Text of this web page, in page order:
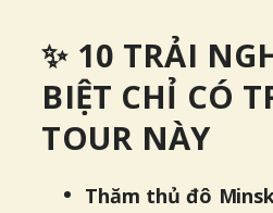
✨ 10 TRẢI
BIỆT CHỈ CÓ
TOUR NÀY
Thăm thủ đô